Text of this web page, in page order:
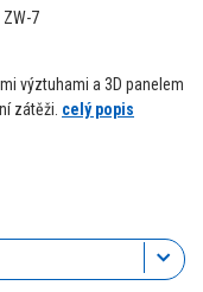
výztuhami a 3D panelem
zátěži. celý popis